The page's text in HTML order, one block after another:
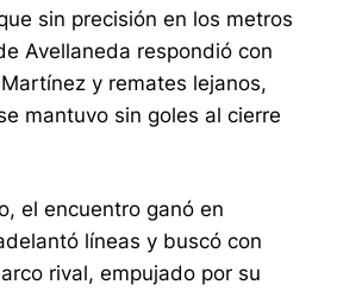
sin precisión en los metros
Avellaneda respondió con
y remates lejanos,
mantuvo sin goles al cierre
el encuentro ganó en
líneas y buscó con
rival, empujado por su